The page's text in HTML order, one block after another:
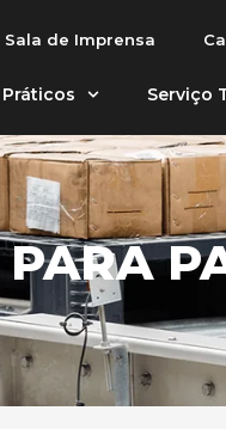
Sala de Imprensa
Práticos Serviço